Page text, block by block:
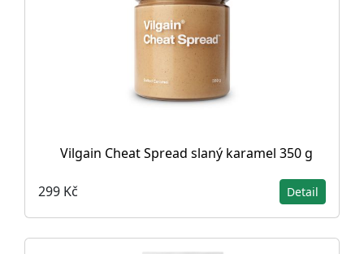
Vilgain Cheat Spread slaný karamel 350 g
299 Kč Detail